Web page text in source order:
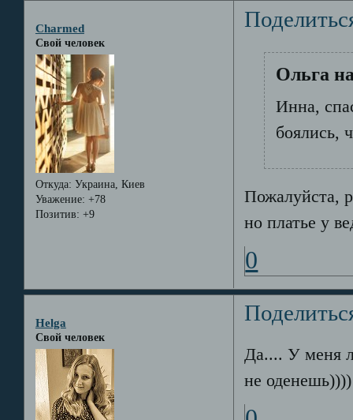
Charmed
Свой человек
Откуда: Украина, Киев
Уважение: +78
Позитив: +9
Ольга
Инна,
боялись,
Пожалуйста,
но платье у
0
Helga
Свой человек
Да.... У меня
не оденешь))))